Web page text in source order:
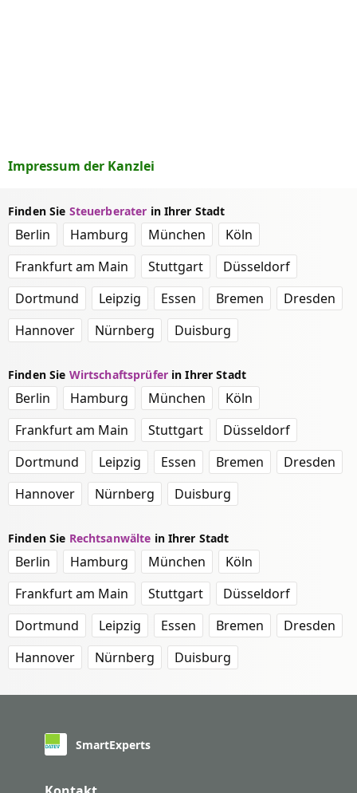
Impressum der Kanzlei
Finden Sie Steuerberater in Ihrer Stadt
Berlin Hamburg München
Köln
Frankfurt am Main
Stuttgart
Düsseldorf
Dortmund
Leipzig Essen Bremen
Dresden
Hannover
Nürnberg Duisburg
Finden Sie Wirtschaftsprüferin Ihrer Stadt
Berlin Hamburg München
Köln
Frankfurt am Main
Stuttgart
Düsseldorf
Dortmund
Leipzig Essen Bremen
Dresden
Hannover
Nürnberg Duisburg
Finden Sie Rechtsanwälte in Ihrer Stadt
Berlin Hamburg München
Köln
Frankfurt am Main
Stuttgart
Düsseldorf
Dortmund
Leipzig Essen Bremen
Dresden
Hannover
Nürnberg Duisburg
SmartExperts